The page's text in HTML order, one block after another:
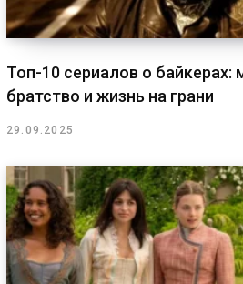
Топ-10 сериалов о байкерах:
братство и жизнь на грани
29.09.2025